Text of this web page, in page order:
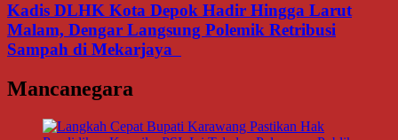
Kadis DLHK Kota Depok Hadir Hingga Larut
Malam, Dengar Langsung Polemik Retribusi
Sampah di Mekarjaya
Mancanegara